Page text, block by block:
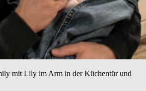
mit Lily im Arm in der Küchentür und